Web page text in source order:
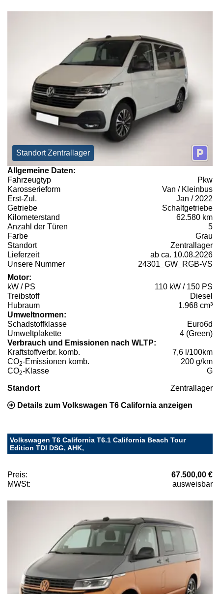
Standort Zentrallager
Allgemeine Daten:
Fahrzeugtyp
Pkw
Karosserieform
Van / Kleinbus
Erst-Zul.
Jan / 2022
Getriebe
Schaltgetriebe
Kilometerstand
62.580 km
Anzahl der Türen
5
Farbe
Grau
Standort
Zentrallager
Lieferzeit
ab ca. 10.08.2026
Unsere Nummer
24301_GW_RGB-VS
Motor:
kW / PS
110 kW / 150 PS
Treibstoff
Diesel
Hubraum
1.968 cm³
Umweltnormen:
Schadstoffklasse
Euro6d
Umweltplakette
4 (Green)
Verbrauch und Emissionen nach WLTP:
Kraftstoffverbr. komb.
7,6 l/100km
CO2-Emissionen komb.
200 g/km
CO2-Klasse G
Standort Zentrallager
Details zum Volkswagen T6 California anzeigen
Volkswagen T6 California T6.1 California Beach Tour
Edition TDI DSG, AHK,
Preis:
67.500,00 €
MWSt:
ausweisbar